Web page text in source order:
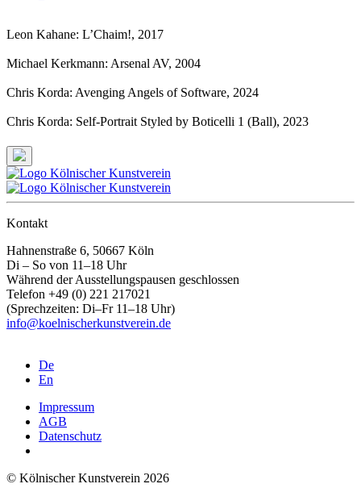
Leon Kahane: L’Chaim!, 2017
Michael Kerkmann: Arsenal AV, 2004
Chris Korda: Avenging Angels of Software, 2024
Chris Korda: Self-Portrait Styled by Boticelli 1 (Ball), 2023
Kontakt
Hahnenstraße 6, 50667 Köln
Di – So von 11–18 Uhr
Während der Ausstellungspausen geschlossen
Telefon +49 (0) 221 217021
(Sprechzeiten: Di–Fr 11–18 Uhr)
info@koelnischerkunstverein.de
De
En
Impressum
AGB
Datenschutz
© Kölnischer Kunstverein 2026